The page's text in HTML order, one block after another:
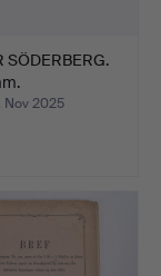
SÖDERBERG.
Nov 2025